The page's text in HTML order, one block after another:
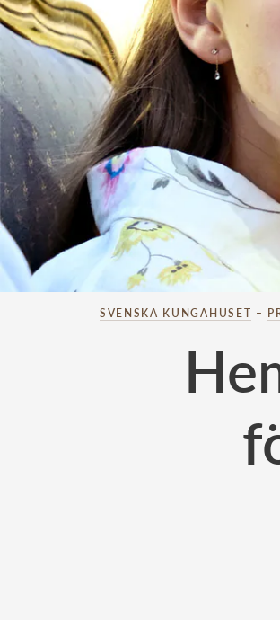
SVENSKA KUNGAHUSET –